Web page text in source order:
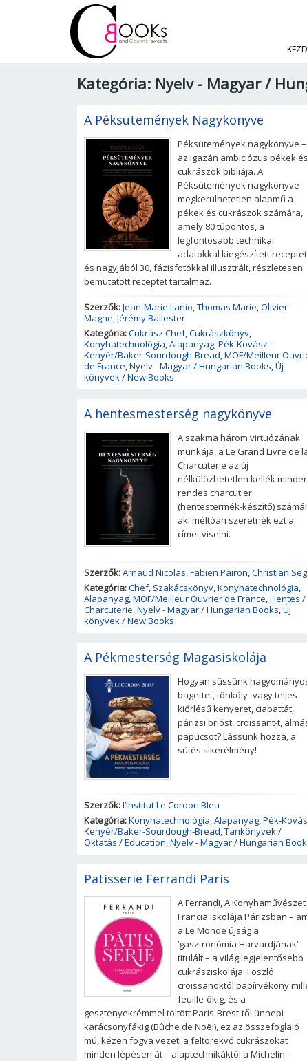
Kategória: Nyelv - Magyar /
A Péksütemények Nagykönyve
Péksütemények nagykönyve –
az igazán ambiciózus pékek és
cukrászok bibliája. A
Péksütemények nagykönyve
megkerülhetetlen alapmű a
pékek és cukrászok számára,
amely 80 tűpontos, a
legfontosabb technikai
adatokkal kiegészített receptet
és nagyjából 30, fázisfotókkal illusztrált, részletesen
bemutatott receptet tartalmaz.
Szerzők:Jean-Marie Lanio,Thomas Marie,Olivier
Magne,Jérémy Ballester
Kategória:Cukrász Chef,Cukrászkönyv,
Konyhatechnológia,Alapanyag,Pék-Kovász-
Kenyér/Baker-Sourdough-Bread,MOF/Meilleur
de France,Nyelv - Magyar / Hungarian Books,Új
könyvek / New Books
A hentesmesterség nagykönyve
A szakma három virtuózának
munkája, a Le Grand Livre de
Charcuterie az új
nélkülözhetetlen kellék
rendes charcutier
(hentestermék-készítő)
aki méltóan szeretnék ezt a
címet viselni.
Szerzők:Arnaud Nicolas,Fabien Pairon,Christian
Kategória:Chef, Szakácskönyv,Konyhatechnológia,
Alapanyag,MOF/Meilleur Ouvrier de France,Hentes /
Charcuterie,Nyelv - Magyar / Hungarian Books,Új
könyvek / New Books
A Pékmesterség Magasiskolája
Hogyan süssünk
bagettet, tönköly- vagy teljes
kiőrlésű kenyeret, ciabattát,
párizsi brióst, croissant-t,
papucsot? Lássunk hozzá, a
sütés sikerélmény!
Szerzők:l’Institut Le Cordon Bleu
Kategória:Konyhatechnológia,Alapanyag,Pék-
Kenyér/Baker-Sourdough-Bread,Tankönyvek /
Oktatás / Education,Nyelv - Magyar / Hungarian
Patisserie Ferrandi Paris
A Ferrandi, A Konyhaművészet
Francia Iskolája Párizsban –
a Le Monde újság a
‘gasztronómia Harvardjának’
titulált – a világ legjelentősebb
cukrásziskolája. Foszló
croissanoktól papírvékony
feuille-ökig, és a
gesztenyekrémmel töltött Paris-Brest-től ünnepi
karácsonyfákig (Bûche de Noël), ez az összefoglaló
mű, kézen fogva vezeti a feltörekvő cukrászokat
minden lépésen át – alaptechnikáktól a Michelin-